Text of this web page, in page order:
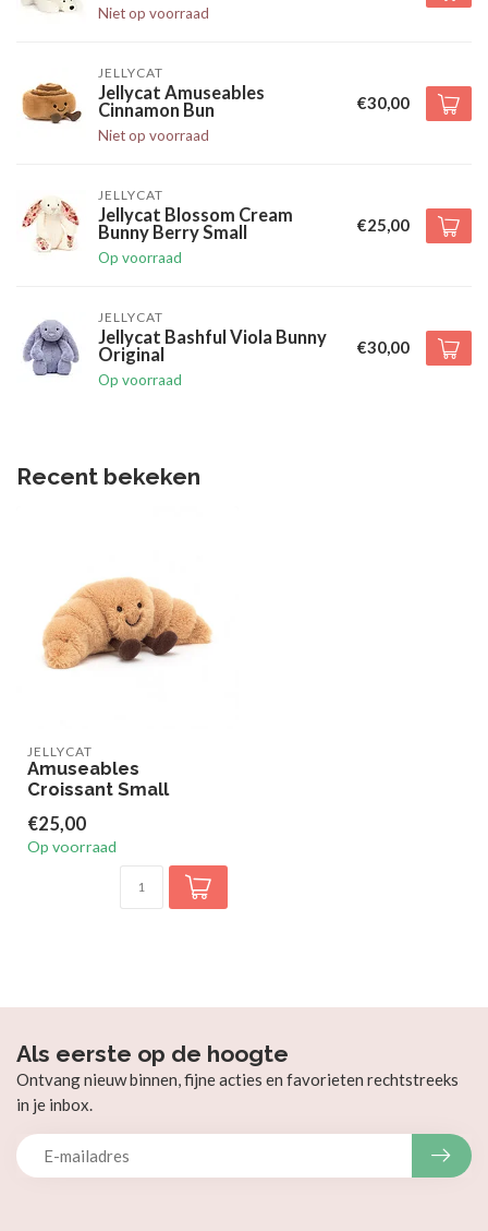
Niet op voorraad
JELLYCAT
Jellycat Amuseables
Cinnamon Bun
Niet op voorraad
€30,00
JELLYCAT
Jellycat Blossom Cream
Bunny Berry Small
Op voorraad
€25,00
JELLYCAT
Jellycat Bashful Viola Bunny
Original
Op voorraad
€30,00
Recent bekeken
JELLYCAT
Amuseables
Croissant Small
€25,00
Op voorraad
Als eerste op de hoogte
Ontvang nieuw binnen, fijne acties en favorieten rechtstreeks
in je inbox.